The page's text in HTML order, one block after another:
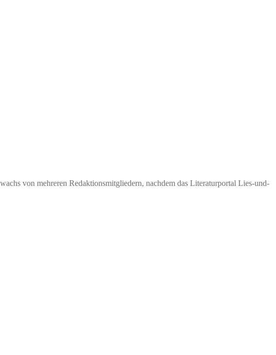
von mehreren Redaktionsmitgliedern, nachdem das Literaturportal Lies-und-